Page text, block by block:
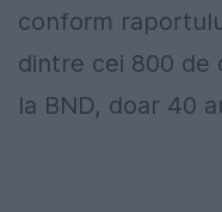
conform
dintre cei 800 de
la BND, doar 40